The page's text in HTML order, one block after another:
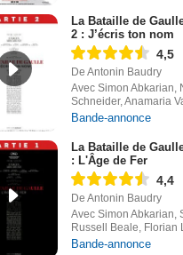
La Bataille de
2 : J’écris ton nom
4,5
De Antonin Baudry
Avec Simon Abkarian,
Schneider, Anamaria
Bande-annonce
La Bataille de
: L'Âge de Fer
4,4
De Antonin Baudry
Avec Simon Abkarian,
Russell Beale, Florian
Bande-annonce